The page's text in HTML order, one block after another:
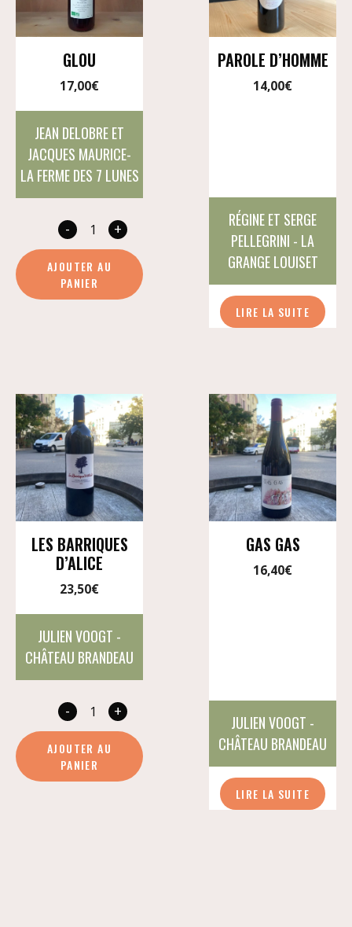
GLOU
17,00€
JEAN DELOBRE ET
JACQUES MAURICE-
LA FERME DES 7 LUNES
-
quantité
de
Glou
+
AJOUTER AU
PANIER
PAROLE D’HOMME
14,00€
RÉGINE ET SERGE
PELLEGRINI - LA
GRANGE LOUISET
LIRE LA SUITE
LES BARRIQUES
D’ALICE
23,50€
JULIEN VOOGT -
CHÂTEAU BRANDEAU
-
quantité
de
Les
Barriques
+
AJOUTER AU
PANIER
GAS GAS
16,40€
JULIEN VOOGT -
CHÂTEAU BRANDEAU
LIRE LA SUITE